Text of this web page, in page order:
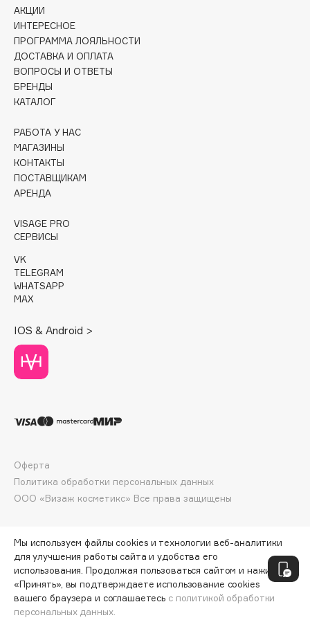
Collagenina
Consly
Corimo
CosRX
Cottolina
Crescina
Curaprox
D
d'Alba
DABO
DARLING*
Darphin
Davines
Dior
Divage
Dolomit
Dr. Vranjes Firenze
Dr.Althea
DSD de Luxe
Dyson
ДОБАВИТЬ В КОРЗИНУ
АКЦИИ
ИНТЕРЕСНОЕ
ПРОГРАММА ЛОЯЛЬНОСТИ
ДОСТАВКА И ОПЛАТА
ВОПРОСЫ И ОТВЕТЫ
БРЕНДЫ
КАТАЛОГ
РАБОТА У НАС
МАГАЗИНЫ
КОНТАКТЫ
ПОСТАВЩИКАМ
АРЕНДА
VISAGE PRO
СЕРВИСЫ
VK
TELEGRAM
WHATSAPP
MAX
IOS & Android >
ООО «Визаж косметикс» Все права защищены
Оферта
Политика обработки персональных данных
Мы используем файлы cookies и технологии веб-аналитики
для улучшения работы сайта и удобства его
использования. Продолжая пользоваться сайтом и нажимая
«Принять», вы подтверждаете использование cookies
вашего браузера и соглашаетесь с политикой обработки
персональных данных.